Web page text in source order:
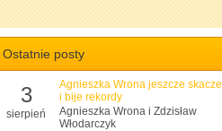
Ostatnie posty
3
sierpień
Agnieszka Wrona jeszcze skacze
i bije rekordy
Agnieszka Wrona i Zdzisław
Włodarczyk